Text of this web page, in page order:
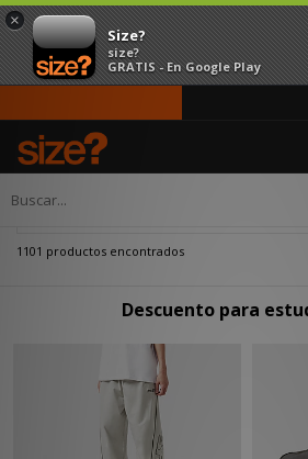
×
Size?
size?
GRATIS - En Google Play
Página principal
1101 productos encontrados
Descuento para